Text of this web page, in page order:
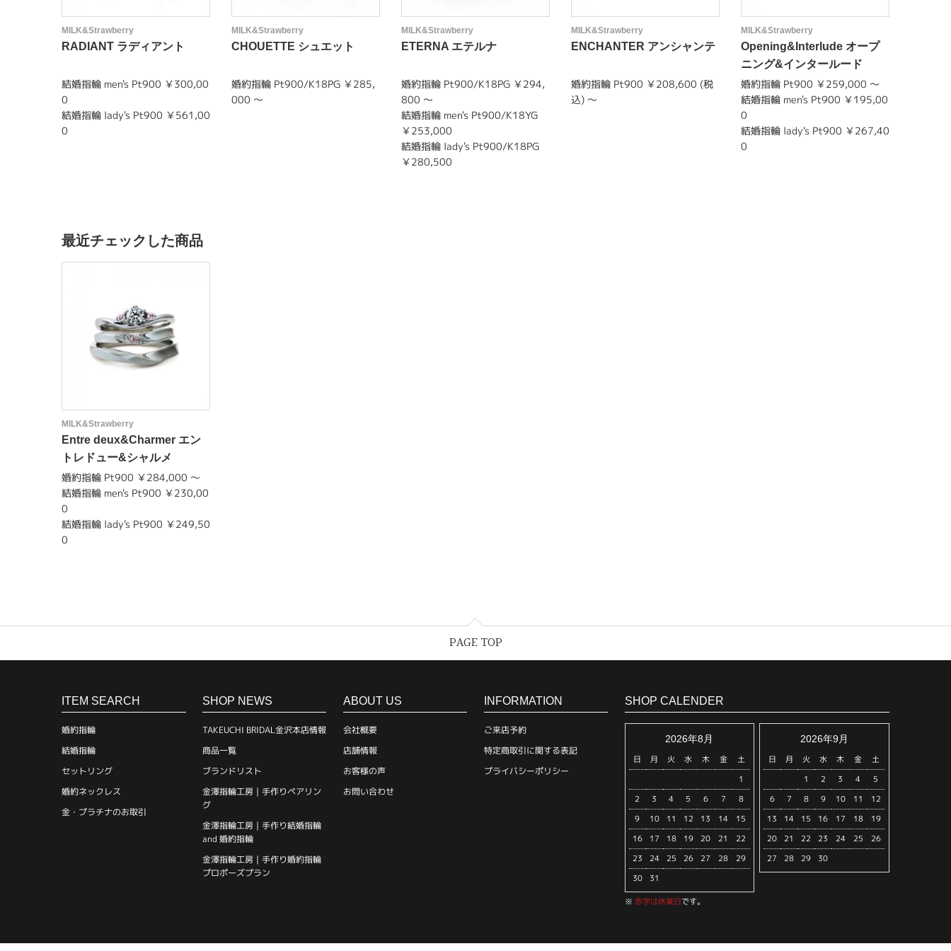
MILK&Strawberry
RADIANT ラディアント
結婚指輪 men's Pt900 ￥300,00
0
結婚指輪 lady's Pt900 ￥561,00
0
MILK&Strawberry
CHOUETTE シュエット
婚約指輪 Pt900/K18PG ￥285,
000 ～
MILK&Strawberry
ETERNA エテルナ
婚約指輪 Pt900/K18PG ￥294,
800 ～
結婚指輪 men's Pt900/K18YG
￥253,000
結婚指輪 lady's Pt900/K18PG
￥280,500
MILK&Strawberry
ENCHANTER アンシャンテ
婚約指輪 Pt900 ￥208,600 (税
込) ～
MILK&Strawberry
Opening&Interlude オープ
ニング&インタールード
婚約指輪 Pt900 ￥259,000 〜
結婚指輪 men's Pt900 ￥195,00
0
結婚指輪 lady's Pt900 ￥267,40
0
最近チェックした商品
MILK&Strawberry
Entre deux&Charmer エン
トレドュー&シャルメ
婚約指輪 Pt900 ￥284,000 〜
結婚指輪 men's Pt900 ￥230,00
0
結婚指輪 lady's Pt900 ￥249,50
0
PAGE TOP
ITEM SEARCH
婚約指輪
結婚指輪
セットリング
婚約ネックレス
金・プラチナのお取引
SHOP NEWS
TAKEUCHI BRIDAL金沢本店情報
商品一覧
ブランドリスト
金澤指輪工房｜手作りペアリン
グ
金澤指輪工房｜手作り結婚指輪
and 婚約指輪
金澤指輪工房｜手作り婚約指輪
プロポーズプラン
ABOUT US
会社概要
店舗情報
お客様の声
お問い合わせ
INFORMATION
ご来店予約
特定商取引に関する表記
プライバシーポリシー
SHOP CALENDER
2026年8月
日
月 火 水 木 金
土
1
2
3 4 5 6 7
8
9
10 11 12 13 14
15
16
17 18 19 20 21
22
23
24 25 26 27 28
29
30
31
2026年9月
日
月 火 水 木 金
土
1
2 3 4
5
6
7 8 9 10 11
12
13
14 15 16 17 18
19
20
21 22 23 24 25
26
27
28 29 30
※ 赤字は休業日です。